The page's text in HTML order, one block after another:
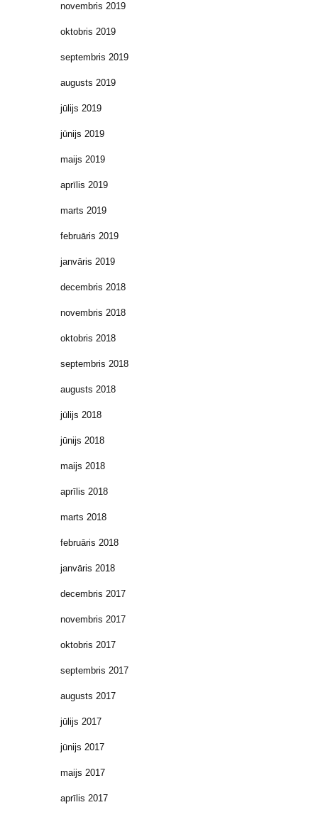
novembris 2019
oktobris 2019
septembris 2019
augusts 2019
jūlijs 2019
jūnijs 2019
maijs 2019
aprīlis 2019
marts 2019
februāris 2019
janvāris 2019
decembris 2018
novembris 2018
oktobris 2018
septembris 2018
augusts 2018
jūlijs 2018
jūnijs 2018
maijs 2018
aprīlis 2018
marts 2018
februāris 2018
janvāris 2018
decembris 2017
novembris 2017
oktobris 2017
septembris 2017
augusts 2017
jūlijs 2017
jūnijs 2017
maijs 2017
aprīlis 2017